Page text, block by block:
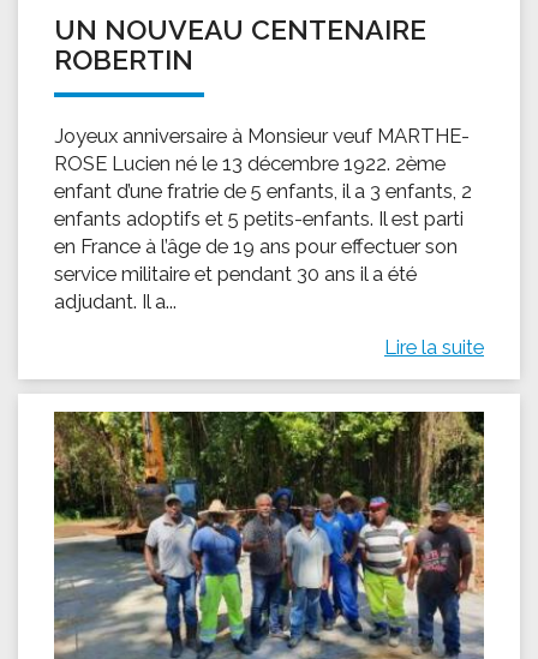
UN NOUVEAU CENTENAIRE
ROBERTIN
Joyeux anniversaire à Monsieur veuf MARTHE-
ROSE Lucien né le 13 décembre 1922. 2ème
enfant d’une fratrie de 5 enfants, il a 3 enfants, 2
enfants adoptifs et 5 petits-enfants. Il est parti
en France à l’âge de 19 ans pour effectuer son
service militaire et pendant 30 ans il a été
adjudant. Il a...
Lire la suite